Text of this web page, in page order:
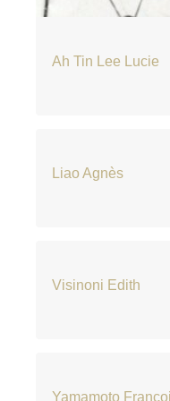
Ah Tin Lee Lucie
Liao Agnès
Visinoni Edith
Yamamoto